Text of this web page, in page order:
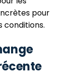
pour
conditions.